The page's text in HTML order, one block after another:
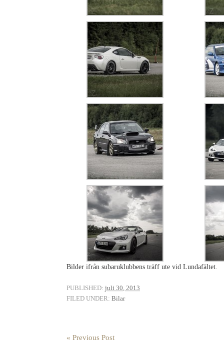
Bilder ifrån subaruklubbens träff ute vid Lundafältet.
PUBLISHED: juli 30, 2013
FILED UNDER: Bilar
« Previous Post